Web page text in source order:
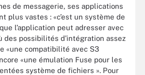
de messagerie, ses applications
plus vastes : «c’est un système de
l’application peut adresser avec
des possibilités d’intégration assez
«une compatibilité avec S3
«une émulation Fuse pour les
système de fichiers ». Pour